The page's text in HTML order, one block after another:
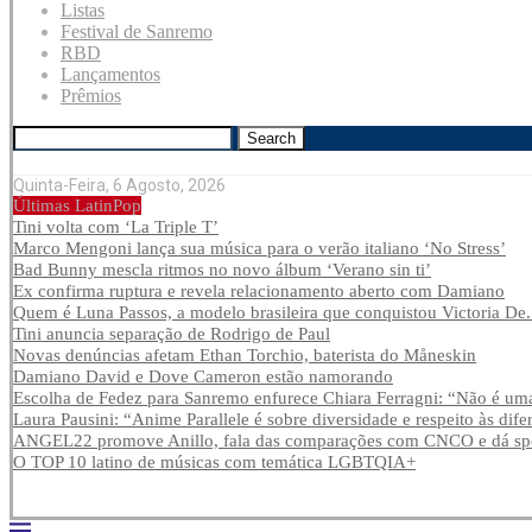
Listas
Festival de Sanremo
RBD
Lançamentos
Prêmios
Search
Quinta-Feira, 6 Agosto, 2026
Últimas LatinPop
Tini volta com ‘La Triple T’
Marco Mengoni lança sua música para o verão italiano ‘No Stress’
Bad Bunny mescla ritmos no novo álbum ‘Verano sin ti’
Ex confirma ruptura e revela relacionamento aberto com Damiano
Quem é Luna Passos, a modelo brasileira que conquistou Victoria
Tini anuncia separação de Rodrigo de Paul
Novas denúncias afetam Ethan Torchio, baterista do Måneskin
Damiano David e Dove Cameron estão namorando
Escolha de Fedez para Sanremo enfurece Chiara Ferragni: “Não é
Laura Pausini: “Anime Parallele é sobre diversidade e respeito às
ANGEL22 promove Anillo, fala das comparações com CNCO e dá
O TOP 10 latino de músicas com temática LGBTQIA+